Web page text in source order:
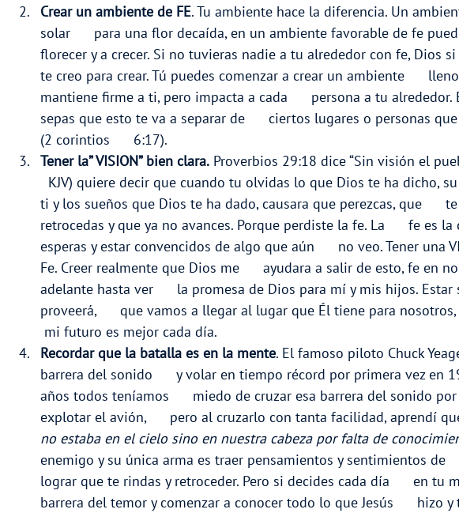
Crear un ambiente de FE. Tu ambiente hace la diferencia. Un
solar      para una flor decaída, en un ambiente favorable de fe
florecer y a crecer. Si no tuvieras nadie a tu alrededor con fe, Dios
te creo para crear. Tú puedes comenzar a crear un ambiente
mantiene firme a ti, pero impacta a cada      persona a tu alrededor.
sepas que esto te va a separar de      ciertos lugares o personas
(2 corintios      6:17).
Tener la” VISION” bien clara. Proverbios 29:18 dice “Sin visión el
KJV) quiere decir que cuando tu olvidas lo que Dios te ha dicho,
ti y los sueños que Dios te ha dado, causara que perezcas, que
retrocedas y que ya no avances. Porque perdiste la fe. La      fe es
esperas y estar convencidos de algo que aún      no veo. Tener una
Fe. Creer realmente que Dios me      ayudara a salir de esto, fe en
adelante hasta ver      la promesa de Dios para mí y mis hijos. Estar
proveerá,      que vamos a llegar al lugar que Él tiene para
mi futuro es mejor cada día.
Recordar que la batalla es en la mente. El famoso piloto Chuck
barrera del sonido      y volar en tiempo récord por primera vez en
años todos teníamos      miedo de cruzar esa barrera del sonido
explotar el avión,      pero al cruzarlo con tanta facilidad, aprendí
no estaba en el cielo sino en nuestra cabeza por falta de
enemigo y su única arma es traer pensamientos y sentimientos de
lograr que te rindas y retroceder. Pero si decides cada día      en tu
barrera del temor y comenzar a conocer todo lo que Jesús      hizo